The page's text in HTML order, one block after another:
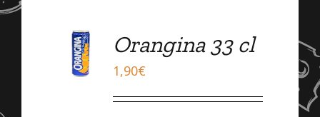
Orangina 33 cl
1,90€